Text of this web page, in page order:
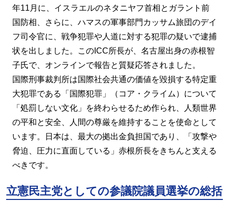
年11月に、イスラエルのネタニヤフ首相とガラント前
国防相、さらに、ハマスの軍事部門カッサム旅団のデイ
フ司令官に、戦争犯罪や人道に対する犯罪の疑いで逮捕
状を出しました。このICC所長が、名古屋出身の赤根智
子氏で、オンラインで報告と質疑応答されました。
国際刑事裁判所は国際社会共通の価値を毀損する特定重
大犯罪である「国際犯罪」（コア・クライム）について
「処罰しない文化」を終わらせるため作られ、人類世界
の平和と安全、人間の尊厳を維持することを使命として
います。日本は、最大の拠出金負担国であり、「攻撃や
脅迫、圧力に直面している」赤根所長をきちんと支える
べきです。
立憲民主党としての参議院議員選挙の総括